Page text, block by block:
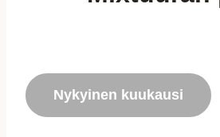
Nykyinen kuukausi